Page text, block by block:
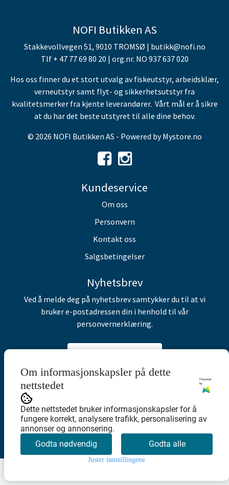
NOFI Butikken AS
Stakkevollvegen 51, 9010 TROMSØ | butikk@nofi.no
Tlf + 47 77 69 80 20 | org.nr. NO 937 637 020
Hos oss finner du et stort utvalg av fiskeutstyr, arbeidsklær,
verneutstyr samt flyt- og sikkerhetsutstyr fra
kvalitetsmerker fra kjente leverandører. Vårt mål er å sikre
at du har det beste utstyret til alle dine behov.
© 2026 NOFI Butikken AS - Powered byMystore.no
Kundeservice
Om oss
Personvern
Kontakt oss
Salgsbetingelser
Nyhetsbrev
Ved å melde deg på nyhetsbrev samtykker du til at vi
bruker e-postadressen din i henhold til vår
personvernerklæring.
Abonner på nyhetsbrev
Om informasjonskapsler på dette
nettstedet
Powered
by
Dette nettstedet bruker informasjonskapsler for å
fungere korrekt, analysere trafikk, personalisering av
annonser og annonsering.
Godta nødvendig
Godta alle
Juster innstillingene